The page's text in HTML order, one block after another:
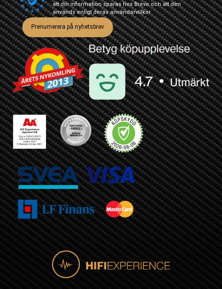
att din information sparas hos Brevo och att den
används enligt derasanvändarvillkor
Prenumerera på nyhetsbrev